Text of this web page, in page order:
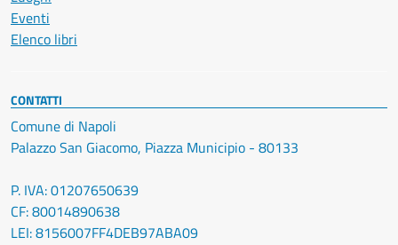
Eventi
Elenco libri
CONTATTI
Comune di Napoli
Palazzo San Giacomo, Piazza Municipio - 80133
P. IVA: 01207650639
CF: 80014890638
LEI: 8156007FF4DEB97ABA09